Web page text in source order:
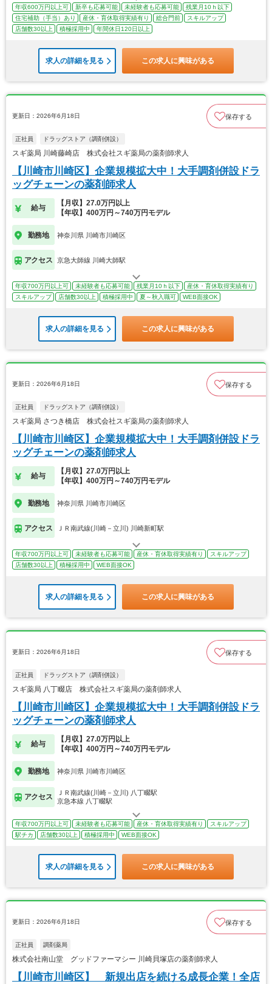
年収600万円以上可 新卒も応募可能 未経験者も応募可能
残業月10ｈ以下
住宅補助（手当）あり
産休・育休取得実績有り 総合門前
スキルアップ
店舗数30以上
積極採用中 年間休日120日以上
求人の詳細を見る この求人に興味がある
更新日：2026年6月18日 保存する
正社員 ドラッグストア（調剤併設）
スギ薬局 川崎藤崎店 株式会社スギ薬局の薬剤師求人
【川崎市川崎区】企業規模拡大中！大手調剤併設ドラ
ッグチェーンの薬剤師求人
給与
【月収】27.0万円以上
【年収】400万円～740万円モデル
勤務地 神奈川県 川崎市川崎区
アクセス 京急大師線 川崎大師駅
年収700万円以上可 未経験者も応募可能 残業月10ｈ以下
産休・育休取得実績有り
スキルアップ
店舗数30以上 積極採用中 夏～秋入職可 WEB面接OK
求人の詳細を見る この求人に興味がある
更新日：2026年6月18日 保存する
正社員 ドラッグストア（調剤併設）
スギ薬局 さつき橋店 株式会社スギ薬局の薬剤師求人
【川崎市川崎区】企業規模拡大中！大手調剤併設ドラ
ッグチェーンの薬剤師求人
給与
【月収】27.0万円以上
【年収】400万円～740万円モデル
勤務地 神奈川県 川崎市川崎区
アクセス ＪＲ南武線(川崎－立川) 川崎新町駅
年収700万円以上可 未経験者も応募可能 産休・育休取得実績有り
スキルアップ
店舗数30以上
積極採用中 WEB面接OK
求人の詳細を見る この求人に興味がある
更新日：2026年6月18日 保存する
正社員 ドラッグストア（調剤併設）
スギ薬局 八丁畷店 株式会社スギ薬局の薬剤師求人
【川崎市川崎区】企業規模拡大中！大手調剤併設ドラ
ッグチェーンの薬剤師求人
給与
【月収】27.0万円以上
【年収】400万円～740万円モデル
勤務地 神奈川県 川崎市川崎区
アクセス
ＪＲ南武線(川崎－立川) 八丁畷駅
京急本線 八丁畷駅
年収700万円以上可 未経験者も応募可能 産休・育休取得実績有り
スキルアップ
駅チカ
店舗数30以上 積極採用中 WEB面接OK
求人の詳細を見る この求人に興味がある
更新日：2026年6月18日 保存する
正社員 調剤薬局
株式会社南山堂 グッドファーマシー 川崎貝塚店の薬剤師求人
【川崎市川崎区】 新規出店を続ける成長企業！全店